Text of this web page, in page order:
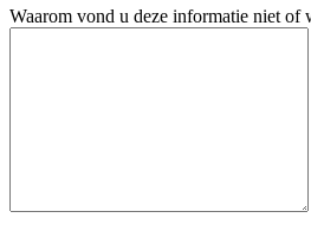
Waarom vond u deze informatie niet of